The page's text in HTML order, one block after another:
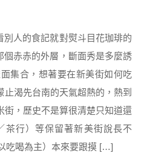
人的食記就對熨斗目花珈琲的
赤赤的外層，斷面秀是多麼誘
集合，想著要在新美街如何吃
渴先台南的天氣超熱的，熱到
街，歷史不是算很清楚只知道還
茶行）等保留著新美街說長不
吃喝為主）本來要跟摸 […]